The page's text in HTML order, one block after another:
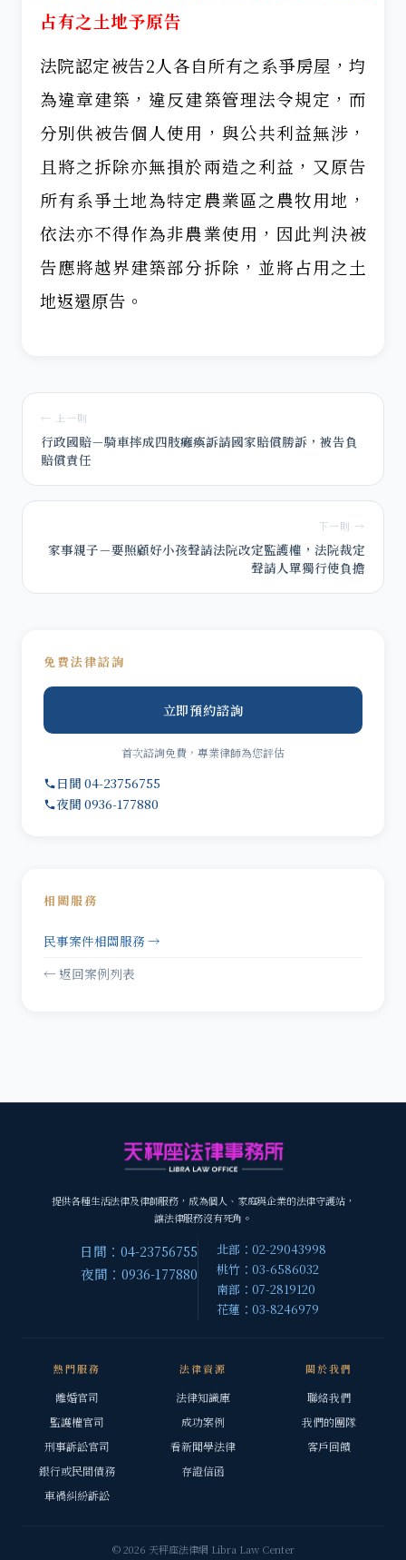
占有之土地予原告
法院認定被告2人各自所有之系爭房屋，均
為違章建築，違反建築管理法令規定，而
分別供被告個人使用，與公共利益無涉，
且將之拆除亦無損於兩造之利益，又原告
所有系爭土地為特定農業區之農牧用地，
依法亦不得作為非農業使用，因此判決被
告應將越界建築部分拆除，並將占用之土
地返還原告。
← 上一則
行政國賠－騎車摔成四肢癱瘓訴請國家賠償勝訴，被告負
賠償責任
下一則 →
家事親子－要照顧好小孩聲請法院改定監護權，法院裁定
聲請人單獨行使負擔
免費法律諮詢
立即預約諮詢
首次諮詢免費，專業律師為您評估
日間 04-23756755
夜間 0936-177880
相關服務
民事案件相關服務 →
← 返回案例列表
提供各種生活法律及律師服務，成為個人、家庭與企業的法律守護站，
讓法律服務沒有死角。
日間：04-23756755
夜間：0936-177880
北部：02-29043998
桃竹：03-6586032
南部：07-2819120
花蓮：03-8246979
熱門服務
離婚官司
監護權官司
刑事訴訟官司
銀行或民間債務
車禍糾紛訴訟
法律資源
法律知識庫
成功案例
看新聞學法律
存證信函
關於我們
聯絡我們
我們的團隊
客戶回饋
© 2026 天秤座法律網 Libra Law Center